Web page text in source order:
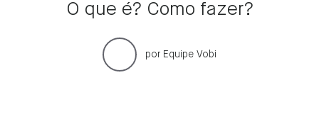
O que é? Como fazer?
por Equipe Vobi